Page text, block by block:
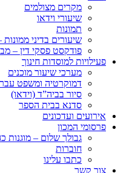
מקרים מצולמים
שיעורי וידאו
תמונות
שיעורים בדיני
פודקסט פסקי דין –
פעילויות למוסדות חינוך
מערכי שיעור מוכנים
דמוקרטיה ומשפט
סיור בביה”ד (וידאו)
סדנא בבית הספר
אירועים ועדכונים
פרסומי המכון
גבולך שלום – מוגנות
חוברות
כתבו עלינו
צור קשר